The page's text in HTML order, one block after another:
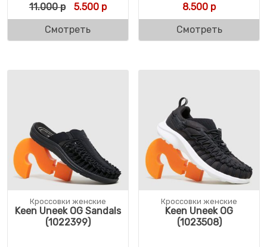
11.000р Первоначальная цена составляла 11.000
5.500рТекущая цена: 5.500 р.
Смотреть
8.500 р
Смотреть
Кроссовки женские
Keen Uneek OG Sandals
(1022399)
Кроссовки женские
Keen Uneek OG
(1023508)